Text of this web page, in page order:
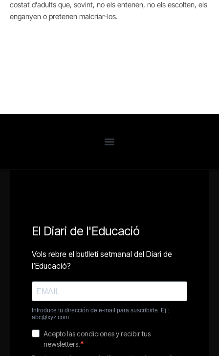
costat d’adults que, sovint, no els entenen, no els escolten, els
enganyen o pretenen malcriar-los.